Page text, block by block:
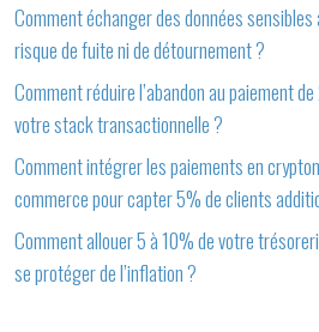
Comment échanger des données
risque de fuite ni de détournement ?
Comment réduire l’abandon au paiement
votre stack transactionnelle ?
Comment intégrer les paiements en
commerce pour capter 5% de clients
Comment allouer 5 à 10% de votre
se protéger de l’inflation ?